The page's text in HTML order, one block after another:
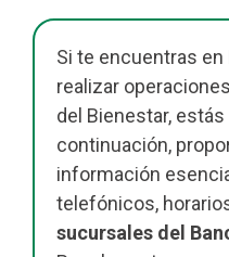
Si te encuentras en
realizar
del Bienestar,
continuación,
información
telefónicos,
sucursales del